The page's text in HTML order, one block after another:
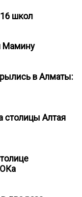
школ
Мамину
в Алматы:
столицы Алтая